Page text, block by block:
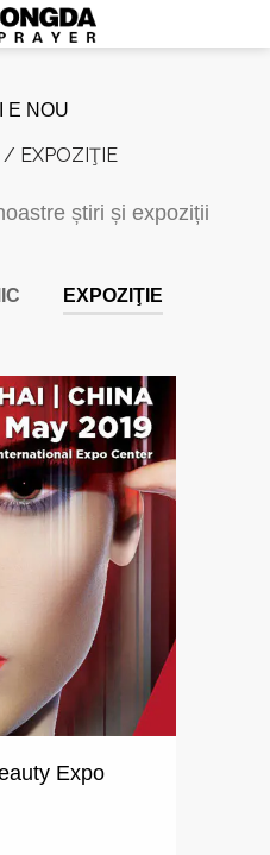
E NOU
/ EXPOZIŢIE
știri și expoziții
EXPOZIŢIE
Expo